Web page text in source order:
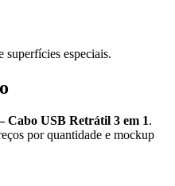
superfícies especiais.
Cabo USB Retrátil 3 em 1.
por quantidade e mockup